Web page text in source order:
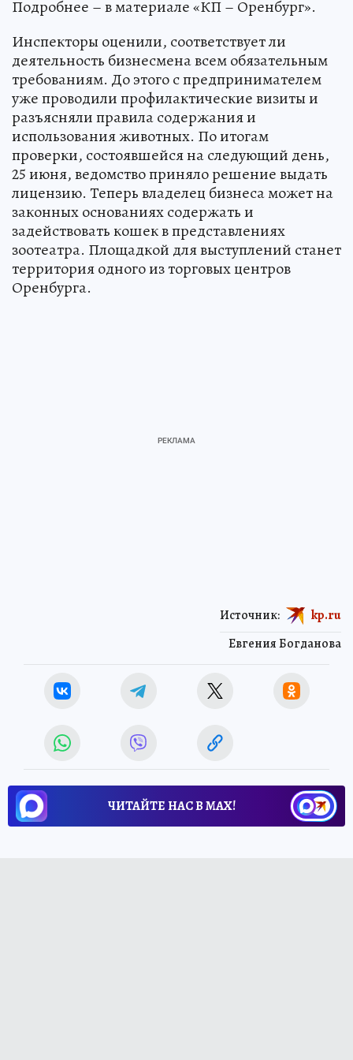
Подробнее – в материале «КП – Оренбург».
Инспекторы оценили, соответствует ли
деятельность бизнесмена всем обязательным
требованиям. До этого с предпринимателем
уже проводили профилактические визиты и
разъясняли правила содержания и
использования животных. По итогам
проверки, состоявшейся на следующий день,
25 июня, ведомство приняло решение выдать
лицензию. Теперь владелец бизнеса может на
законных основаниях содержать и
задействовать кошек в представлениях
зоотеатра. Площадкой для выступлений станет
территория одного из торговых центров
Оренбурга.
Евгения Богданова
Источник: kp.ru
ЧИТАЙТЕ НАС В МАХ!